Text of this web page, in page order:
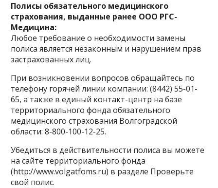
Полисы обязательного медицинского
страхования, выданные ранее ООО РГС-
Медицина:
Любое требование о необходимости замены
полиса является незаконным и нарушением прав
застрахованных лиц.
При возникновении вопросов обращайтесь по
телефону горячей линии компании: (8442) 55-01-
65, а также в единый контакт-центр на базе
территориального фонда обязательного
медицинского страхования Волгоградской
области: 8-800-100-12-25.
Убедиться в действительности полиса вы можете
на сайте территориального фонда
(http://www.volgatfoms.ru) в разделе Проверьте
свой полис.